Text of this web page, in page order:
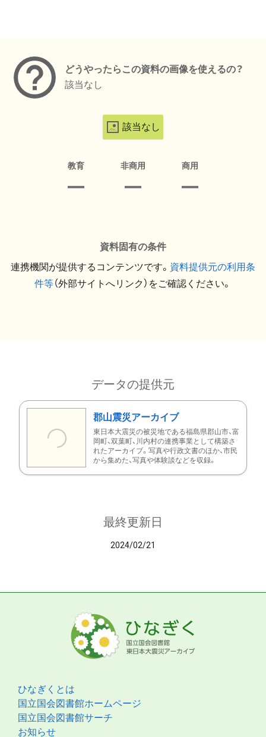
どうやったらこの資料の画像を使えるの？
該当なし
該当なし
教育 非商用 商用
資料固有の条件
連携機関が提供するコンテンツです。 資料提供元の利用条
件等（外部サイトへリンク）をご確認ください。
データの提供元
郡山震災アーカイブ
東日本大震災の被災地である福島県郡山市、富
岡町、双葉町、川内村の連携事業として構築さ
れたアーカイブ。写真や行政文書のほか、市民
から集めた、写真や体験談などを収録。
最終更新日
2024/02/21
ひなぎくとは
国立国会図書館ホームページ
国立国会図書館サーチ
お知らせ